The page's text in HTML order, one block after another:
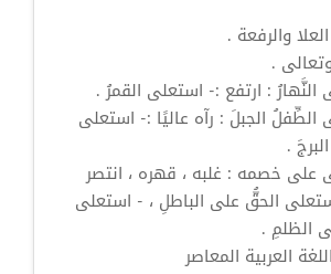
النَّهارُ : ارتفع :- استعلى القمرُ .
الطِّفلُ الجبلَ : رآه عاليًا :- استعلى
.
على خصمه : غلبه ، قهره ، انتصر
الحقُّ على الباطلِ ، - استعلى
الظلمِ .
اللغة العربية المعاصر